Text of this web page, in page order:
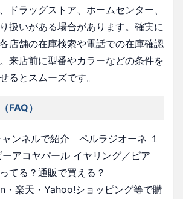
ドラッグストア、ホームセンター、
扱いがある場合があります。確実に
店舗の在庫検索や電話での在庫確認
来店前に型番やカラーなどの条件を
るとスムーズです。
FAQ）
ャンネルで紹介 ペルラジオーネ １
アコヤパール イヤリング／ピア
てる？通販で買える？
・楽天・Yahoo!ショッピング等で購